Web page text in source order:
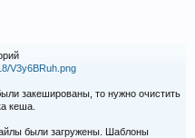
V3y6BRuh.png
закешированы, то нужно очистить
кеша.
были загружены. Шаблоны